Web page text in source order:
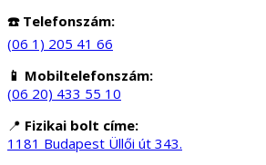
☎️ Telefonszám:
(06 1) 205 41 66
📱 Mobiltelefonszám:
(06 20) 433 55 10
📍 Fizikai bolt címe:
1181 Budapest Üllői út 343.